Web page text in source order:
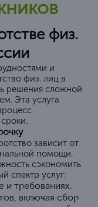
физ.
и
физ. лиц в
решения сложной
Эта услуга
зависит от
помощи.
сэкономить
спектр услуг:
требованиях.
включая сбор